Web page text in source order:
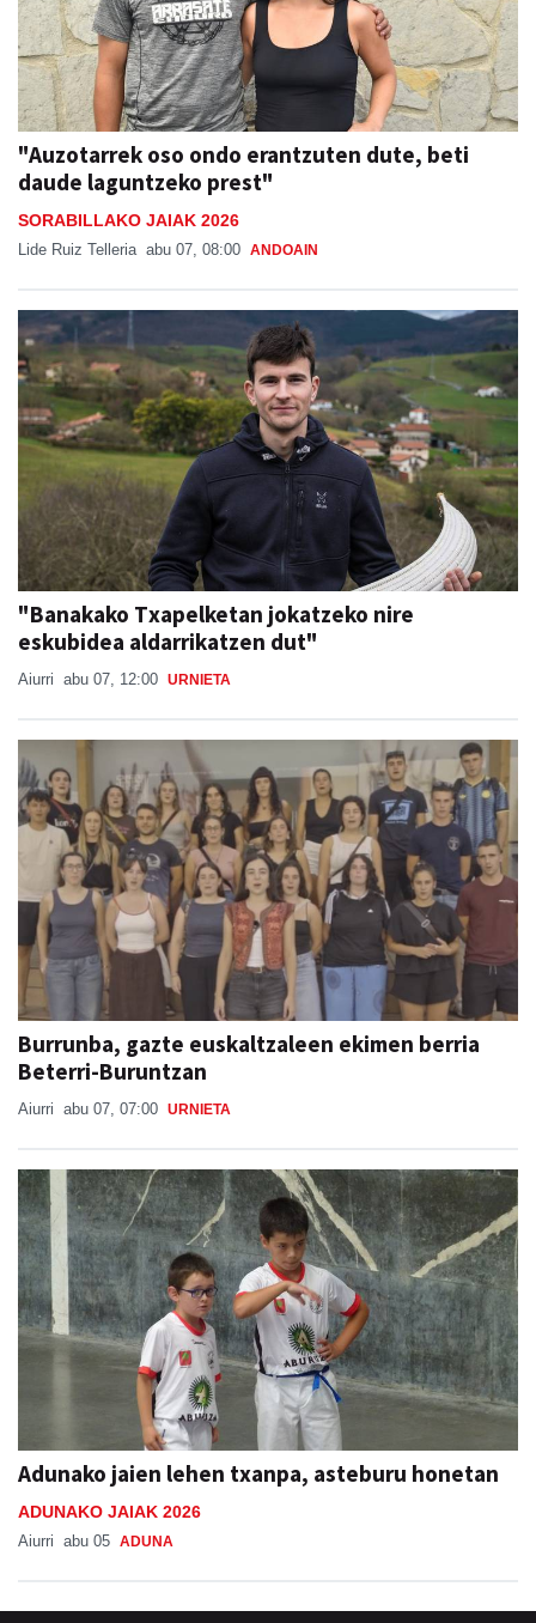
"Auzotarrek oso ondo erantzuten dute, beti
daude laguntzeko prest"
SORABILLAKO JAIAK 2026
Lide Ruiz Telleria abu 07, 08:00 ANDOAIN
"Banakako Txapelketan jokatzeko nire
eskubidea aldarrikatzen dut"
Aiurri abu 07, 12:00 URNIETA
Burrunba, gazte euskaltzaleen ekimen berria
Beterri-Buruntzan
Aiurri abu 07, 07:00 URNIETA
Adunako jaien lehen txanpa, asteburu honetan
ADUNAKO JAIAK 2026
Aiurri abu 05 ADUNA